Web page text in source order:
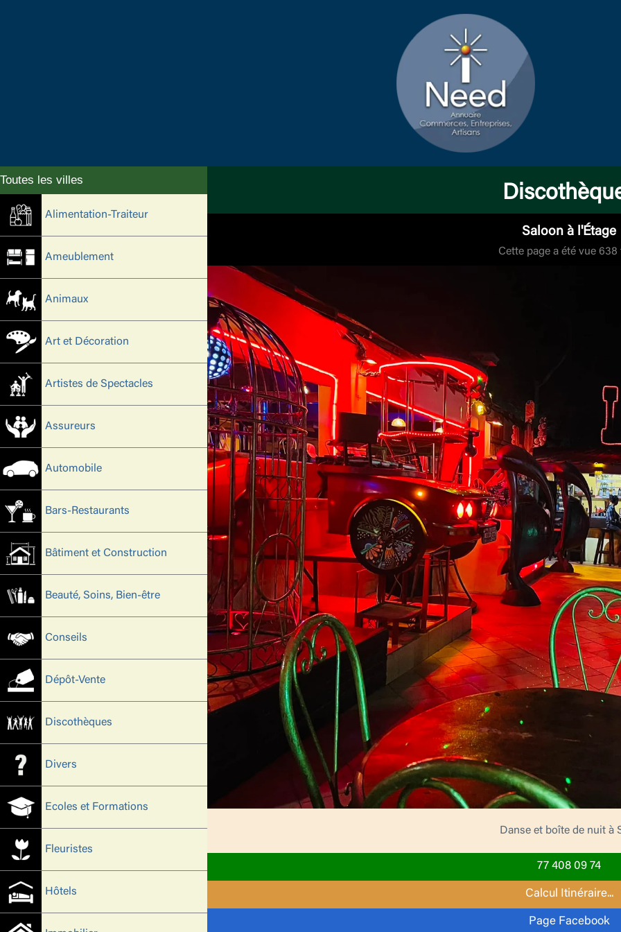
Alimentation-Traiteur
Ameublement
Animaux
Art et Décoration
Artistes de Spectacles
Assureurs
Automobile
Bars-Restaurants
Bâtiment et Construction
Beauté, Soins, Bien-être
Conseils
Dépôt-Vente
Discothèques
Divers
Ecoles et Formations
Fleuristes
Hôtels
Saloon à l'Étage
Cette page a été vue 638
Danse et boîte de nuit à
77 408 09 74
Calcul Itinéraire...
Page Facebook